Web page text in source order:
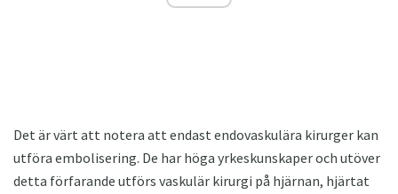
Det är värt att notera att endast endovaskulära kirurger kan
utföra embolisering. De har höga yrkeskunskaper och utöver
detta förfarande utförs vaskulär kirurgi på hjärnan, hjärtat